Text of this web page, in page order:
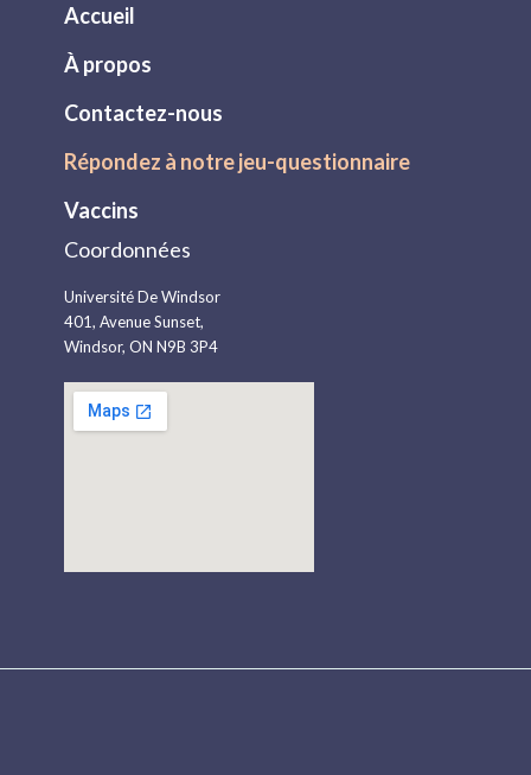
Accueil
À propos
Contactez-nous
Répondez à notre jeu-questionnaire
Vaccins
Coordonnées
Université De Windsor
401, Avenue Sunset,
Windsor, ON N9B 3P4